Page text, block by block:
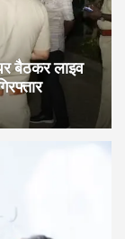
बैठकर लाइव